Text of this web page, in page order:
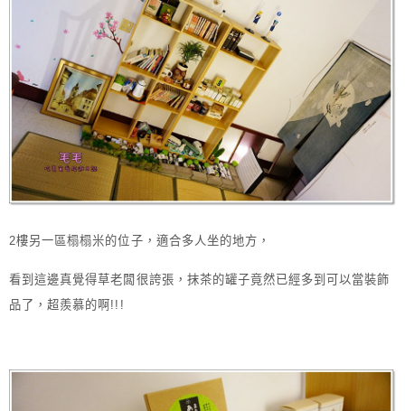
2樓另一區榻榻米的位子，適合多人坐的地方，
看到這邊真覺得草老闆很誇張，抹茶的罐子竟然已經多到可以當裝飾
品了，超羨慕的啊!!!